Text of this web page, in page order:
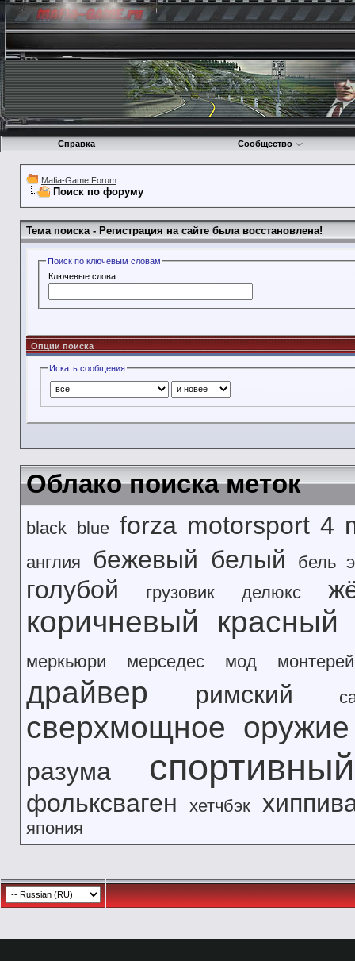
Справка Сообщество
Mafia-Game Forum
Поиск по форуму
Тема поиска - Регистрация на сайте была восстановлена!
Поиск по ключевым словам
Ключевые слова:
Опции поиска
Искать сообщения
Облако поиска меток
black blue forza motorsport 4
англия бежевый белый бель
голубой грузовик делюкс
коричневый красный
меркьюри мерседес мод монтерей
драйвер римский
сверхмощное оружие
разума
фольксваген хетчбэк
япония